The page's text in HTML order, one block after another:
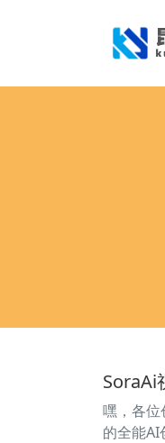
SoraAi
嘿，各位
的全能AI